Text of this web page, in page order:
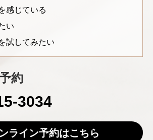
感じている
い
試してみたい
約
3034
ライン予約はこちら